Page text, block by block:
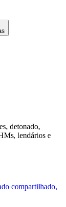
detonado,
lendários e
compartilhado,